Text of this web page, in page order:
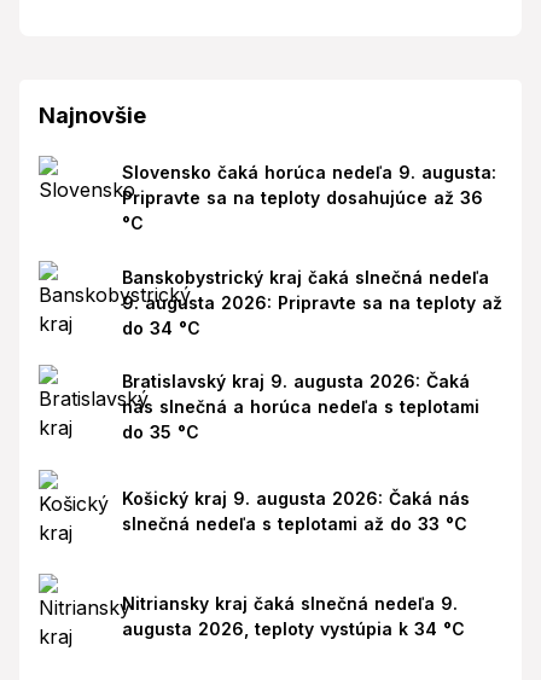
Najnovšie
Slovensko čaká horúca nedeľa 9. augusta:
Pripravte sa na teploty dosahujúce až 36
°C
Banskobystrický kraj čaká slnečná nedeľa
9. augusta 2026: Pripravte sa na teploty až
do 34 °C
Bratislavský kraj 9. augusta 2026: Čaká
nás slnečná a horúca nedeľa s teplotami
do 35 °C
Košický kraj 9. augusta 2026: Čaká nás
slnečná nedeľa s teplotami až do 33 °C
Nitriansky kraj čaká slnečná nedeľa 9.
augusta 2026, teploty vystúpia k 34 °C